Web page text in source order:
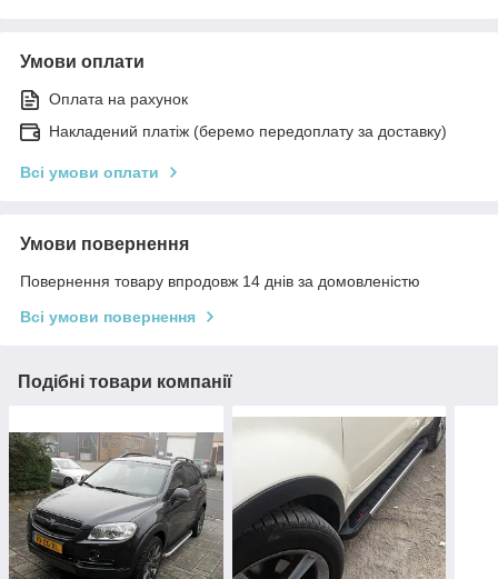
Умови оплати
Оплата на рахунок
Накладений платіж (беремо передоплату за доставку)
Всі умови оплати
Умови повернення
Повернення товару впродовж 14 днів за домовленістю
Всі умови повернення
Подібні товари компанії